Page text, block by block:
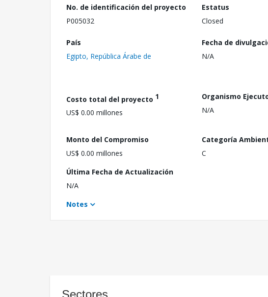
No. de identificación del proyecto
P005032
Estatus
Closed
País
Egipto, República Árabe de
Fecha de
N/A
Costo total del proyecto 1
US$ 0.00 millones
Organismo
N/A
Monto del Compromiso
US$ 0.00 millones
Categoría
C
Última Fecha de Actualización
N/A
Notes
Sectores